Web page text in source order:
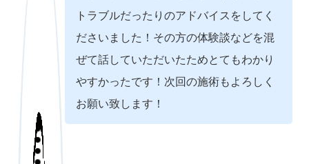
トラブルだったりのアドバイスをしてく
ださいました！その方の体験談などを混
ぜて話していただいたためとてもわかり
やすかったです！次回の施術もよろしく
お願い致します！